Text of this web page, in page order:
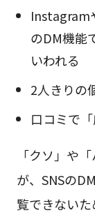
Instagram
のDM機能
いわれる
2人きりの
口コミで
「クソ」や
が、SNSの
覧できない